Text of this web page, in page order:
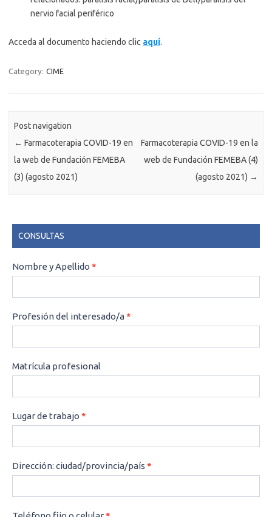
nervio facial periférico
Acceda al documento haciendo clic aquí.
Category: CIME
Post navigation
← Farmacoterapia COVID-19 en
la web de Fundación FEMEBA
(3) (agosto 2021)
Farmacoterapia COVID-19 en la
web de Fundación FEMEBA (4)
(agosto 2021) →
CONSULTAS
CONSULTAS
Nombre y Apellido *
Profesión del interesado/a*
Matrícula profesional
Lugar de trabajo *
Dirección: ciudad/provincia/país *